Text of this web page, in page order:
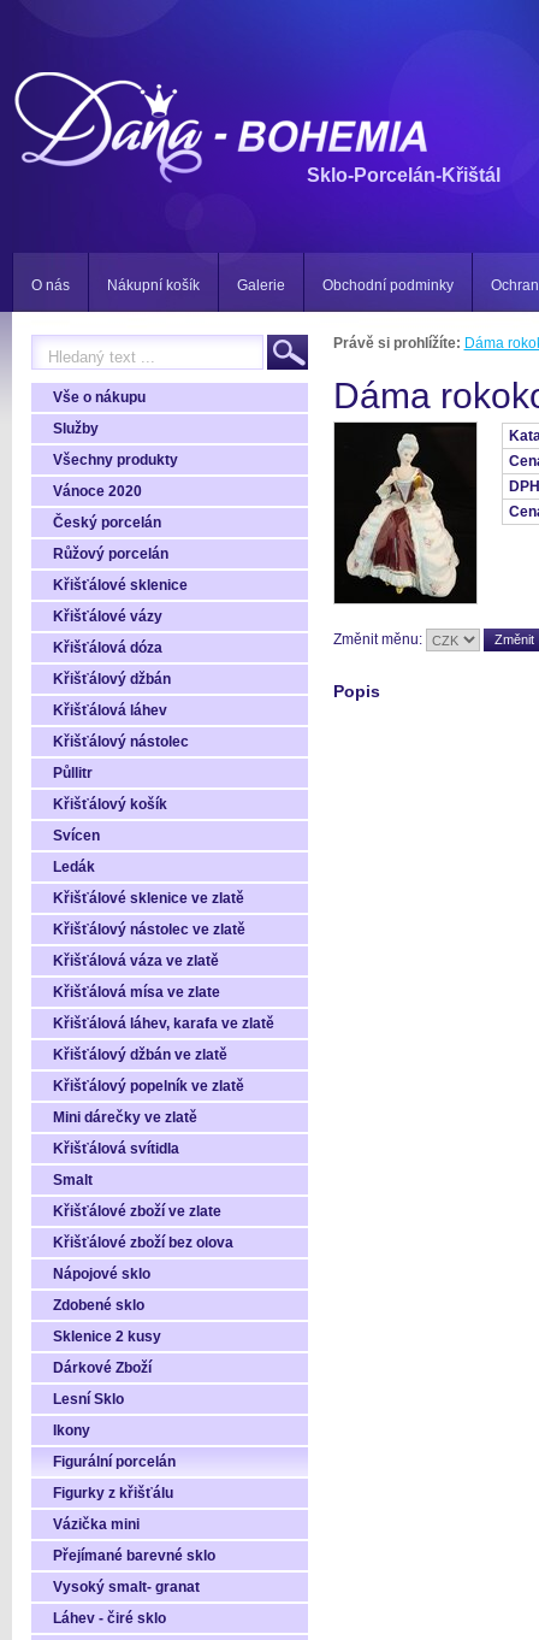
Sklo-Porcelán-Křištál
O nás Nákupní košík Galerie Obchodní podminky
Vše o nákupu
Služby
Všechny produkty
Vánoce 2020
Český porcelán
Růžový porcelán
Křišťálové sklenice
Křišťálové vázy
Křišťálová dóza
Křišťálový džbán
Křišťálová láhev
Křišťálový nástolec
Půllitr
Křišťálový košík
Svícen
Ledák
Křišťálové sklenice ve zlatě
Křišťálový nástolec ve zlatě
Křišťálová váza ve zlatě
Křišťálová mísa ve zlate
Křišťálová láhev, karafa ve zlatě
Křišťálový džbán ve zlatě
Křišťálový popelník ve zlatě
Mini dárečky ve zlatě
Křišťálová svítidla
Smalt
Křišťálové zboží ve zlate
Křišťálové zboží bez olova
Nápojové sklo
Zdobené sklo
Sklenice 2 kusy
Dárkové Zboží
Lesní Sklo
Ikony
Figurální porcelán
Figurky z křišťálu
Vázička mini
Přejímané barevné sklo
Vysoký smalt- granat
Láhev - čiré sklo
Právě si prohlížíte: Dáma
Dáma
Změnit měnu:
Popis